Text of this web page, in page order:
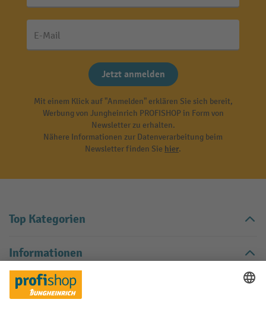
E-Mail
Jetzt anmelden
Mit einem Klick auf "Anmelden" erklären Sie sich bereit,
Werbung von Jungheinrich PROFISHOP in Form von
Newsletter zu erhalten.
Nähere Informationen zur Datenverarbeitung beim
Newsletter finden Sie hier.
Top Kategorien
Informationen
Digitale Beratung